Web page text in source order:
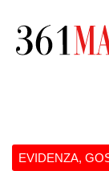
EVIDENZA,